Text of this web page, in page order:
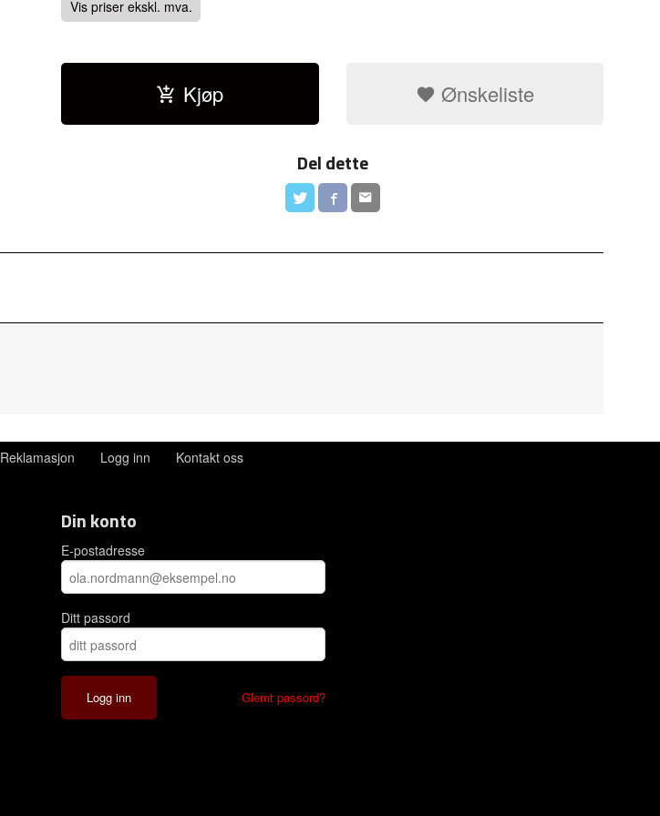
Vis priser ekskl. mva.
Kjøp Ønskeliste
Del dette
Reklamasjon Logg inn Kontakt oss
Din konto
E-postadresse
Ditt passord
Glemt passord?